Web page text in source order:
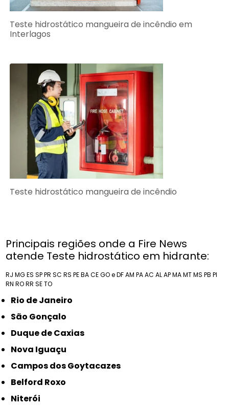
Teste hidrostático mangueira de incêndio em
Interlagos
Teste hidrostático mangueira de incêndio
Principais regiões onde a Fire News
atende Teste hidrostático em hidrante:
RJ MGES SPPR SC RS PEBACEGO e DFAM PAAC ALAPMAMTMS PB PI
RN RORR SETO
Rio de Janeiro
São Gonçalo
Duque de Caxias
Nova Iguaçu
Campos dos Goytacazes
Belford Roxo
Niterói